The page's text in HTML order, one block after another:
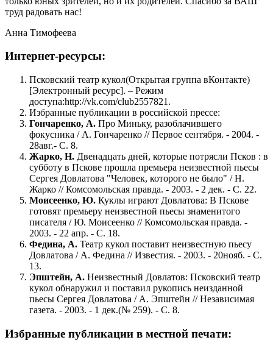
труд радовать нас!
Анна Тимофеева
Интернет-ресурсы:
Псковский театр кукол(Открытая группа вКонтакте)
[Электронный ресурс]. – Режим
доступа:http://vk.com/club2557821.
Избранные публикации в российской прессе:
Гончаренко, А. Про Миньку, разоблачившего
фокусника / А. Гончаренко // Первое сентября. - 2004. -
28авг.- С. 8.
Жарко, Н. Двенадцать дней, которые потрясли Псков : в
субботу в Пскове прошла премьера неизвестной пьесы
Сергея Довлатова "Человек, которого не было" / Н.
Жарко // Комсомольская правда. - 2003. - 2 дек. - С. 22.
Моисеенко, Ю. Куклы играют Довлатова: В Пскове
готовят премьеру неизвестной пьесы знаменитого
писателя / Ю. Моисеенко // Комсомольская правда. -
2003. - 22 апр. - С. 18.
Федина, А. Театр кукол поставит неизвестную пьесу
Довлатова / А. Федина // Известия. - 2003. - 20нояб. - С.
13.
Эпштейн, А. Неизвестный Довлатов: Псковский театр
кукол обнаружил и поставил рукопись неизданной
пьесы Сергея Довлатова / А. Эпштейн // Независимая
газета. - 2003. - 1 дек.(№ 259). - С. 8.
Избранные публикации в местной печати: